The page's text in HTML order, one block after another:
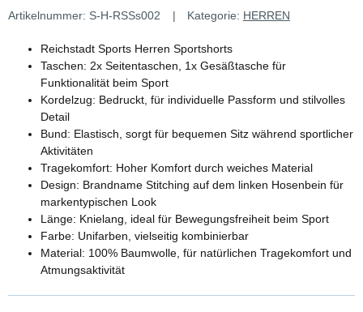
Artikelnummer: S-H-RSSs002 Kategorie: HERREN
Reichstadt Sports Herren Sportshorts
Taschen: 2x Seitentaschen, 1x Gesäßtasche für
Funktionalität beim Sport
Kordelzug: Bedruckt, für individuelle Passform und stilvolles
Detail
Bund: Elastisch, sorgt für bequemen Sitz während sportlicher
Aktivitäten
Tragekomfort: Hoher Komfort durch weiches Material
Design: Brandname Stitching auf dem linken Hosenbein für
markentypischen Look
Länge: Knielang, ideal für Bewegungsfreiheit beim Sport
Farbe: Unifarben, vielseitig kombinierbar
Material: 100% Baumwolle, für natürlichen Tragekomfort und
Atmungsaktivität